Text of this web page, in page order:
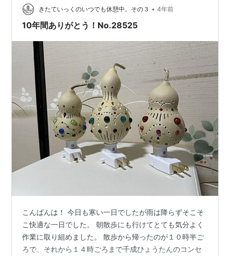
に楽に締め付けが出来るようになります。 それからベッ
ドすり合わせ面の塗装を剥がしヤスリをかけ…
きたていっくのいつでも休憩中。その３ • 4年前
10年間ありがとう！No.28525
こんばんは！ 今日も寒い一日でしたが雨は降らずそこそ
こ快適な一日でした。 朝散歩にも行けてとても気分よく
作業に取り組めました。 散歩から帰ったのが１０時半ご
ろで、それから１４時ごろまで千成ひょうたんのコンセ